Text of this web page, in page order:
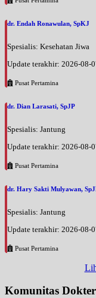
dr. Endah Ronawulan, SpKJ
Spesialis: Kesehatan Jiwa
Update terakhir: 2026-08-
Pusat Pertamina
dr. Dian Larasati, SpJP
Spesialis: Jantung
Update terakhir: 2026-08-
Pusat Pertamina
dr. Hary Sakti Mulyawan,
Spesialis: Jantung
Update terakhir: 2026-08-
Pusat Pertamina
Komunitas